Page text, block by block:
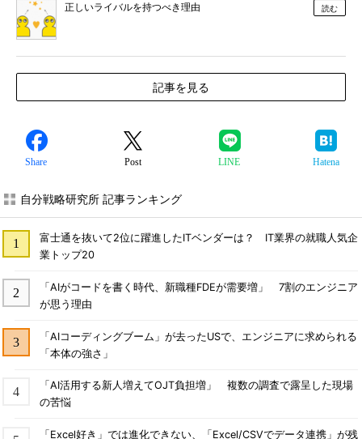
正しいライバルを持つべき理由 読む
記事を見る
Share Post LINE Hatena
自分戦略研究所 記事ランキング
富士通を抜いて2位に躍進したITベンダーは？ IT業界の就職人気企
業トップ20
「AIがコードを書く時代、新職種FDEが需要増」 7割のエンジニア
が思う理由
「AIコーディングブーム」が去ったUSで、エンジニアに求められる
「本体の強さ」
「AI活用する新人増えてOJT負担増」 複数の調査で露呈した現場
の苦悩
「Excel好き」では進化できない、「Excel/CSVでデータ連携」が残